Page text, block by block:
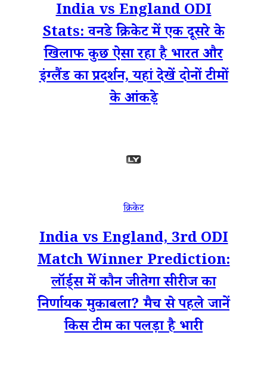
India vs England ODI
Stats: वनडे क्रिकेट में एक दूसरे के
खिलाफ कुछ ऐसा रहा है भारत और
इंग्लैंड का प्रदर्शन, यहां देखें दोनों टीमों
के आंकड़े
क्रिकेट
India vs England, 3rd ODI
Match Winner Prediction:
लॉर्ड्स में कौन जीतेगा सीरीज का
निर्णायक मुकाबला? मैच से पहले जानें
किस टीम का पलड़ा है भारी